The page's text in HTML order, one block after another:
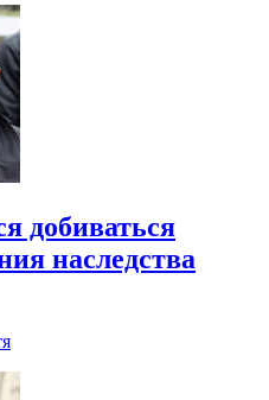
добиваться
наследства